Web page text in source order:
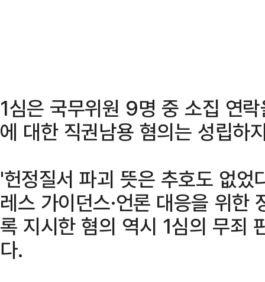
1심은 국무위원 9명 중 소집 연
에 대한 직권남용 혐의는 성립하
'헌정질서 파괴 뜻은 추호도 없
레스 가이던스·언론 대응을 위한
록 지시한 혐의 역시 1심의 무죄
다.